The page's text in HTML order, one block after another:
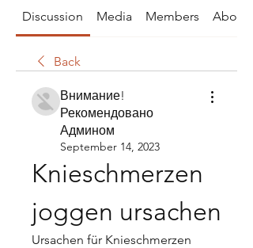
Discussion Media Members About
Back
Внимание!
Рекомендовано
Админом
September 14, 2023
Knieschmerzen
joggen ursachen
Ursachen für Knieschmerzen